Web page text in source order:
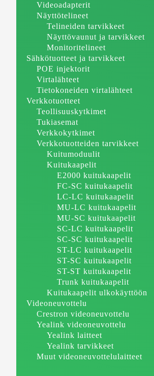
Videoadapterit
Näyttötelineet
Telineiden tarvikkeet
Näyttövaunut ja tarvikkeet
Monitoritelineet
Sähkötuotteet ja tarvikkeet
POE injektorit
Virtalähteet
Tietokoneiden virtalähteet
Verkkotuotteet
Teollisuuskytkimet
Tukiasemat
Verkkokytkimet
Verkkotuotteiden tarvikkeet
Kuitumoduulit
Kuitukaapelit
E2000 kuitukaapelit
FC-SC kuitukaapelit
LC-LC kuitukaapelit
MU-LC kuitukaapelit
MU-SC kuitukaapelit
SC-LC kuitukaapelit
SC-SC kuitukaapelit
ST-LC kuitukaapelit
ST-SC kuitukaapelit
ST-ST kuitukaapelit
Trunk kuitukaapelit
Kuitukaapelit ulkokäyttöön
Videoneuvottelu
Crestron videoneuvottelu
Yealink videoneuvottelu
Yealink laitteet
Yealink tarvikkeet
Muut videoneuvottelulaitteet